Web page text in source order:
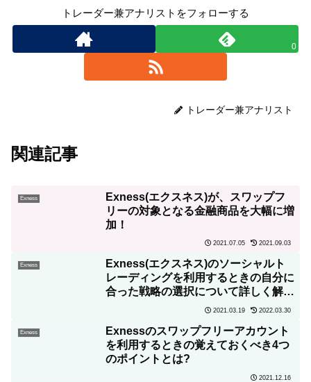
トレーダー兼アナリストをフォローする
0
トレーダー兼アナリスト
関連記事
Exness
Exness(エクスネス)が、スワップフ
リーの対象となる金融商品を大幅に増
加！
2021.07.05 2021.09.03
Exness
Exness(エクスネス)のソーシャルト
レーディングを利用するときの自分に
合った戦略の選択について詳しく解
2021.03.19 2022.03.30
Exness
Exnessのスワップフリーアカウント
を利用するときの覚えておくべき4つ
のポイントとは?
2021.12.16